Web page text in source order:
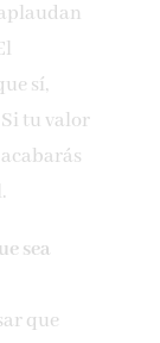
sí,
tu valor
sea
que